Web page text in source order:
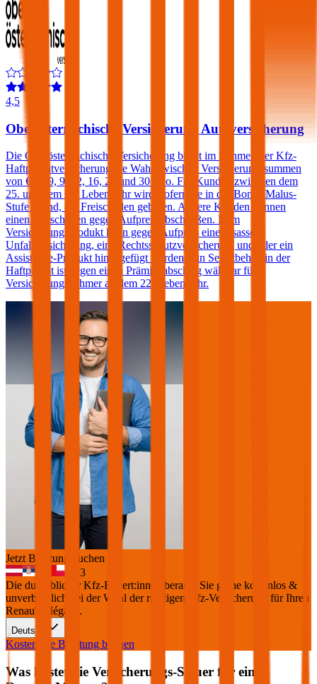
4,5
Oberösterreichische Versicherung Autoversicherung
Die Oberösterreichische Versicherung bietet im Rahmen der Kfz-
Haftpflichtversicherung die Wahl zwischen Versicherungssummen
von € 7,79, 9, 12, 16, 20 und 30 Mio. Für Kunden zwischen dem
25. und dem 69. Lebensjahr wird, sofern sie in der Bonus Malus-
Stufe 0 sind, ein Freischaden geboten. Andere Kunden können
einen Freischaden gegen Aufpreis abschließen. Dem
Versicherungsprodukt kann gegen Aufpreis eine Insassen-
Unfallversicherung, eine Rechtsschutzversicherung und/oder ein
Assistance-Produkt hinzugefügt werden. Ein Selbstbehalt in der
Haftpflicht ist gegen einen Prämienabschlag wählbar für
Versicherungsnehmer ab dem 22. Lebensjahr.
Jetzt Beratung buchen
+3
Die durchblicker Kfz-Expert:innen beraten Sie gerne kostenlos &
unverbindlich bei der Wahl der richtigen Kfz-Versicherung für Ihren
Renault Mégane .
Deutsch
Kostenlose Beratung buchen
Was kostet die Versicherungs-Steuer für einen